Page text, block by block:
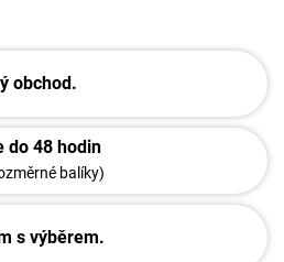
obchod.
do 48 hodin
balíky)
s výběrem.